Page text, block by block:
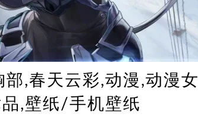
,春天云彩,动漫,动漫女
,壁纸/手机壁纸